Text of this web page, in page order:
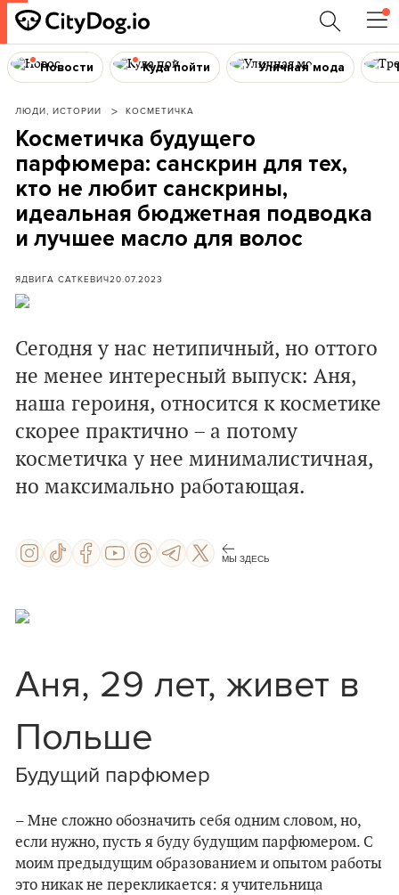
Новости Куда пойти Уличная мода
ЛЮДИ, ИСТОРИИ КОСМЕТИЧКА
Косметичка будущего
парфюмера: санскрин для тех,
кто не любит санскрины,
идеальная бюджетная подводка
и лучшее масло для волос
ЯДВИГА САТКЕВИЧ20.07.2023
Сегодня у нас нетипичный, но оттого
не менее интересный выпуск: Аня,
наша героиня, относится к косметике
скорее практично – а потому
косметичка у нее минималистичная,
но максимально работающая.
МЫ ЗДЕСЬ
Аня, 29 лет, живет в
Польше
Будущий парфюмер
– Мне сложно обозначить себя одним словом, но,
если нужно, пусть я буду будущим парфюмером. С
моим предыдущим образованием и опытом работы
это никак не перекликается: я учительница